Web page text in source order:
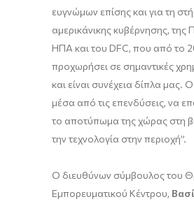
ευγνώμων επίσης και για τη
αμερικάνικης κυβέρνησης, της
ΗΠΑ και του DFC, που από το
προχωρήσει σε σημαντικές
και είναι συνέχεια δίπλα μας.
μέσα από τις επενδύσεις, να
το αποτύπωμα της χώρας στη
την τεχνολογία στην περιοχή”.
Ο διευθύνων σύμβουλος του
Εμπορευματικού Κέντρου,